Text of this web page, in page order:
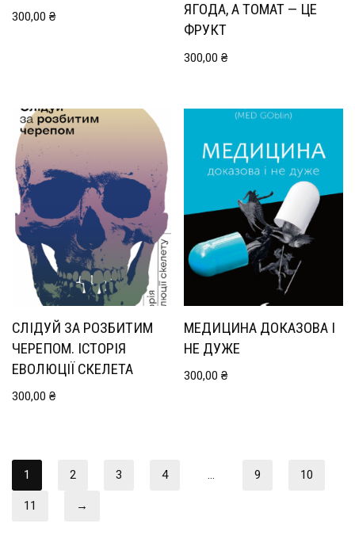
300,00 ₴
ЯГОДА, А ТОМАТ — ЦЕ
ФРУКТ
300,00₴
СЛІДУЙ ЗА РОЗБИТИМ
ЧЕРЕПОМ. ІСТОРІЯ
ЕВОЛЮЦІЇ СКЕЛЕТА
300,00 ₴
МЕДИЦИНА ДОКАЗОВА І
НЕ ДУЖЕ
300,00₴
1 2 3 4 … 9 10
11 →